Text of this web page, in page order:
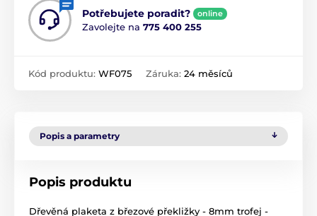
Potřebujete poradit? online
Zavolejte na 775 400 255
Kód produktu: WF075 Záruka: 24 měsíců
Popis a parametry
Popis produktu
Dřevěná plaketa z březové překližky - 8mm trofej -